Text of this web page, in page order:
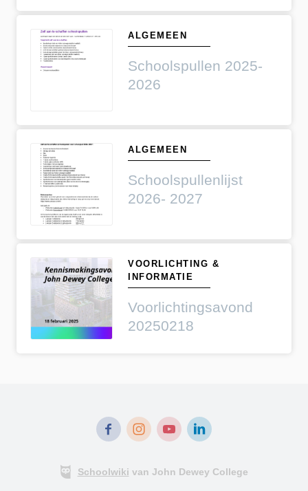
ALGEMEEN
Schoolspullen 2025-
2026
ALGEMEEN
Schoolspullenlijst
2026- 2027
VOORLICHTING &
INFORMATIE
Voorlichtingsavond
20250218
Schoolwiki van John Dewey College